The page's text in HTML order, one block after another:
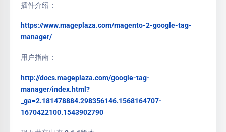
插件介绍：
https://www.mageplaza.com/magento-2-google-tag-
manager/
用户指南：
http://docs.mageplaza.com/google-tag-
manager/index.html?
_ga=2.181478884.298356146.1568164707-
1670422100.1543902790